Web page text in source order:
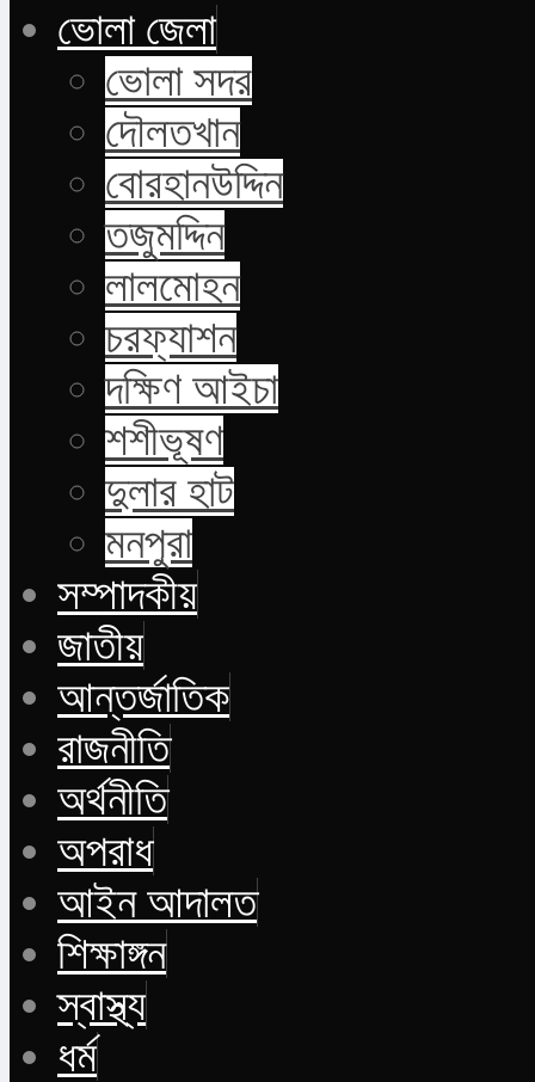
ভোলা জেলা
ভোলা সদর
দৌলতখান
বোরহানউদ্দিন
তজুমদ্দিন
লালমোহন
চরফ্যাশন
দক্ষিণ আইচা
শশীভূষণ
দুলার হাট
মনপুরা
সম্পাদকীয়
জাতীয়
আন্তর্জাতিক
রাজনীতি
অর্থনীতি
অপরাধ
আইন আদালত
শিক্ষাঙ্গন
স্বাস্থ্য
ধর্ম